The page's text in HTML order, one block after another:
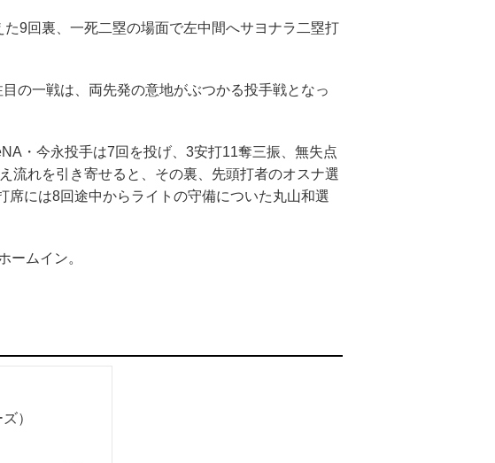
9回裏、一死二塁の場面で左中間へサヨナラ二塁打
の一戦は、両先発の意地がぶつかる投手戦となっ
・今永投手は7回を投げ、3安打11奪三振、無失点
流れを引き寄せると、その裏、先頭打者のオスナ選
には8回途中からライトの守備についた丸山和選
ームイン。
）